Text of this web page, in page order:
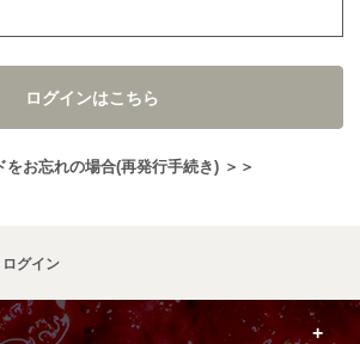
ログインはこちら
をお忘れの場合(再発行手続き) ＞＞
ログイン